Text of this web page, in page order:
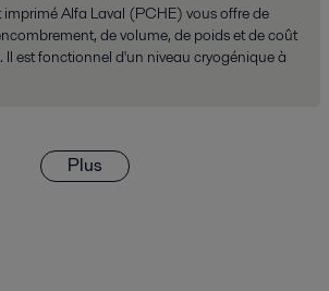
Alfa Laval (PCHE) vous offre de
de volume, de poids et de coût
Il est fonctionnel d'un niveau cryogénique à
Plus